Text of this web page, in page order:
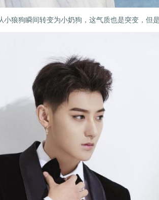
狼狗瞬间转变为小奶狗，这气质也是突变，但